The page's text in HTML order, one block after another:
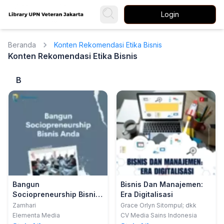
Login
Beranda Konten Rekomendasi Etika Bisnis
Konten Rekomendasi Etika Bisnis
B
Bangun
Sociopreneurship Bisnis
Anda
Zamhari
Elementa Media
Bisnis Dan Manajemen:
Era Digitalisasi
Grace Orlyn Sitompul; dkk
CV Media Sains Indonesia